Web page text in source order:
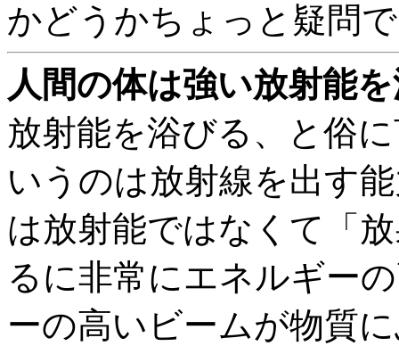
かどうかちょっと疑問
人間の体は強い放射能
放射能を浴びる、と俗
いうのは放射線を出す
は放射能ではなくて「
るに非常にエネルギー
ーの高いビームが物質